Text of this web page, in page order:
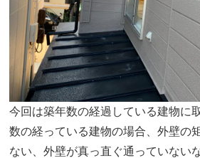
今回は築年数の経過している建物に
数の経っている建物の場合、外壁の
ない、外壁が真っ直ぐ通っていない